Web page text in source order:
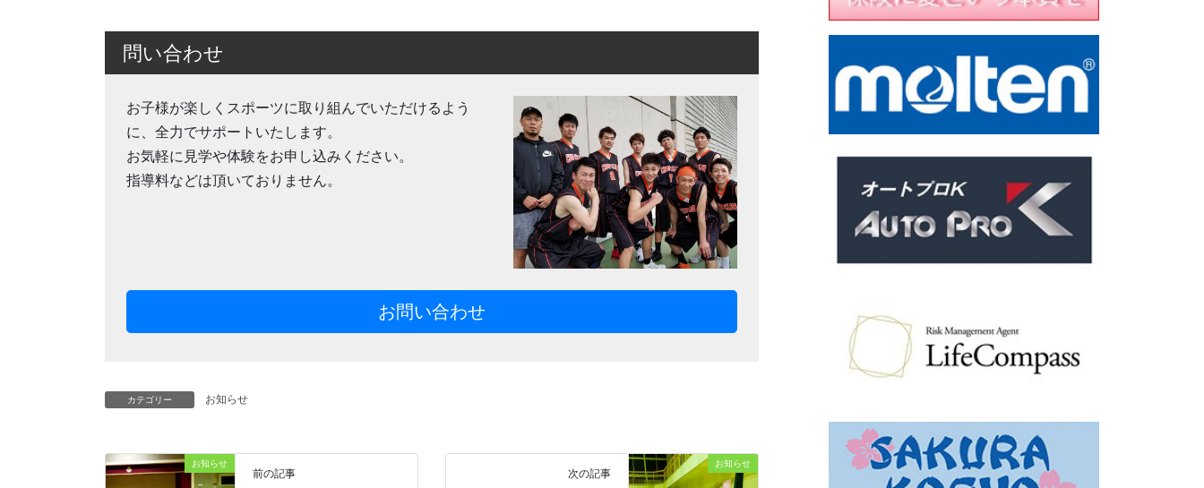
問い合わせ
お子様が楽しくスポーツに取り組んでいただけるよう
に、全力でサポートいたします。
お気軽に見学や体験をお申し込みください。
指導料などは頂いておりません。
お問い合わせ
カテゴリー お知らせ
お知らせ
前の記事
お知らせ
次の記事